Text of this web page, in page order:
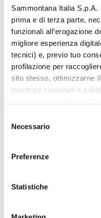
Sammontana Italia
prima e di terza parte,
funzionali all’erogazione
migliore esperienza
tecnici) e, previo tuo
profilazione per
sito stesso, ottimizzarne
mostrarti contenuti e
retargeting degli annunci.
Sammontana Italia
cookie che consentono al
presenta (cookie di
delNecessario
Preferenze
Statistiche
iconico della pasticceria
L’impasto laminato al
ricetta che caratterizza
cioccolato fondente e
accattivante offrono
croccantezza e gusto,
materie prime.